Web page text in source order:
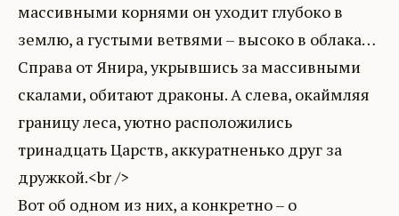
массивными корнями он уходит глубоко в
землю, а густыми ветвями – высоко в облака…
Справа от Янира, укрывшись за массивными
скалами, обитают драконы. А слева, окаймляя
границу леса, уютно расположились
тринадцать Царств, аккуратненько друг за
дружкой.<br />
Вот об одном из них, а конкретно – о